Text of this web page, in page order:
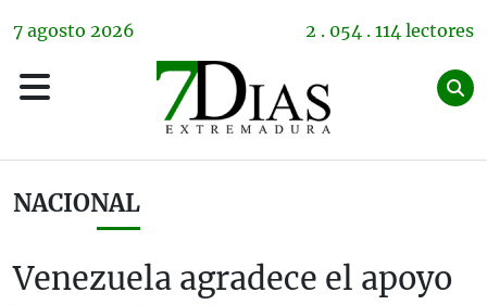
7 agosto 2026 2 . 054 . 114 lectores
NACIONAL
Venezuela agradece el apoyo